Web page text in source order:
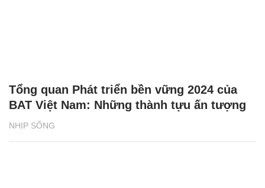
NHỊP SỐNG
Tổng quan Phát triển bền vững 2024 của
BAT Việt Nam: Những thành tựu ấn tượng